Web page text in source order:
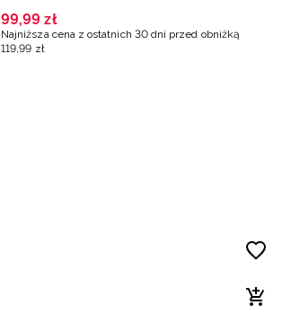
99,99 zł
Najniższa cena z ostatnich 30 dni przed obniżką
119 ,99 zł